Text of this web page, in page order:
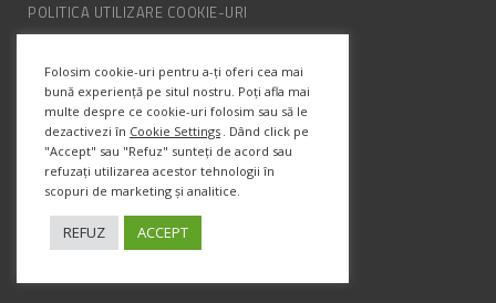
POLITICA UTILIZARE COOKIE-URI
ANPC
Info Contact
Str. Semenic, Nr.1, Ap.5, Timisoara.
Telefon:(+4) 0747 066 701
Folosim cookie-uri pentru a-ți oferi cea mai
bună experiență pe situl nostru. Poți afla mai
multe despre ce cookie-uri folosim sau să le
dezactivezi în Cookie Settings . Dând click pe
"Accept" sau "Refuz" sunteți de acord sau
refuzați utilizarea acestor tehnologii în
scopuri de marketing și analitice.
REFUZ ACCEPT